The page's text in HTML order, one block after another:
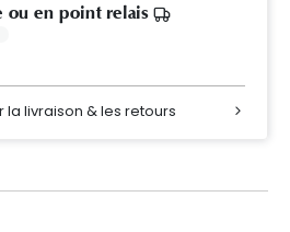
ou en point relais
la livraison & les retours